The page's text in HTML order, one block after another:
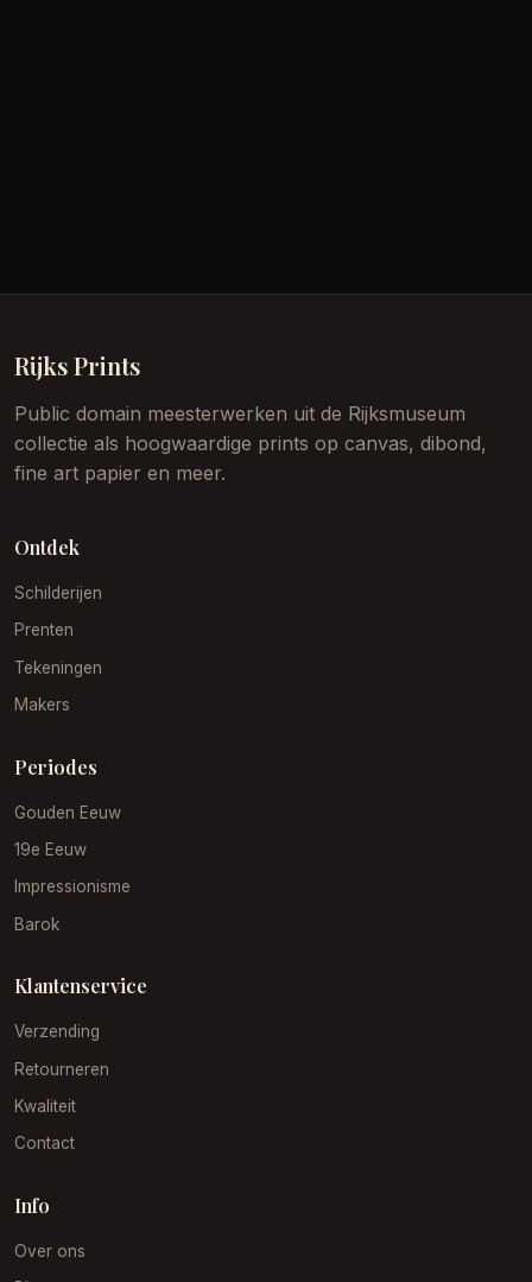
Rijks Prints
Public domain meesterwerken uit de Rijksmuseum
collectie als hoogwaardige prints op canvas, dibond,
fine art papier en meer.
Ontdek
Schilderijen
Prenten
Tekeningen
Makers
Periodes
Gouden Eeuw
19e Eeuw
Impressionisme
Barok
Klantenservice
Verzending
Retourneren
Kwaliteit
Contact
Info
Over ons